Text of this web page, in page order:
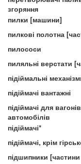
згоряння
пилки [машини]
пилкові полотна
пилососи
пиляльні верстати
підіймальні
підіймачі вантажні
підіймачі для
автомобілів
підіймачі*
підіймачі, крім
підшипники